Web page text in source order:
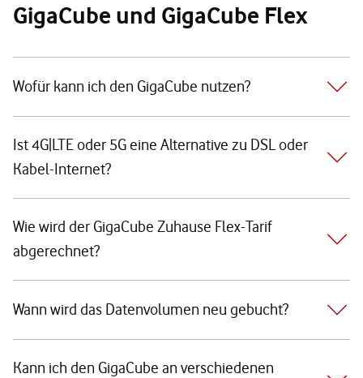
GigaCube und GigaCube Flex
Wofür kann ich den GigaCube nutzen?
Ist 4G|LTE oder 5G eine Alternative zu DSL oder
Kabel-Internet?
Wie wird der GigaCube Zuhause Flex-Tarif
abgerechnet?
Wann wird das Datenvolumen neu gebucht?
Kann ich den GigaCube an verschiedenen